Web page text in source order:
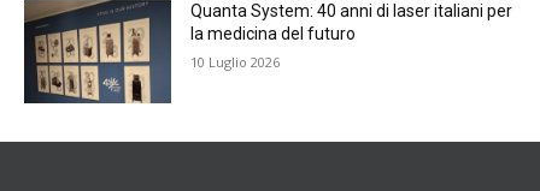
Quanta System: 40 anni di laser italiani per
la medicina del futuro
10 Luglio 2026